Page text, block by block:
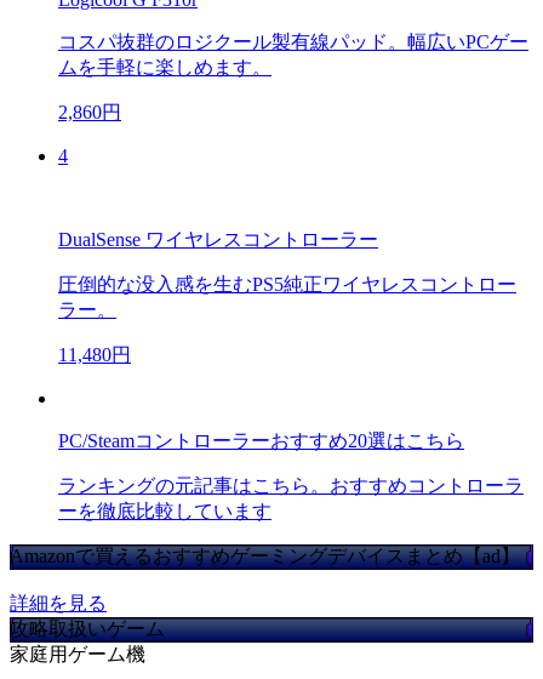
コスパ抜群のロジクール製有線パッド。幅広いPCゲー
ムを手軽に楽しめます。
2,860円
4
DualSense ワイヤレスコントローラー
圧倒的な没入感を生むPS5純正ワイヤレスコントロー
ラー。
11,480円
PC/Steamコントローラーおすすめ20選はこちら
ランキングの元記事はこちら。おすすめコントローラ
ーを徹底比較しています
Amazonで買えるおすすめゲーミングデバイスまとめ【ad】
詳細を見る
攻略取扱いゲーム
家庭用ゲーム機